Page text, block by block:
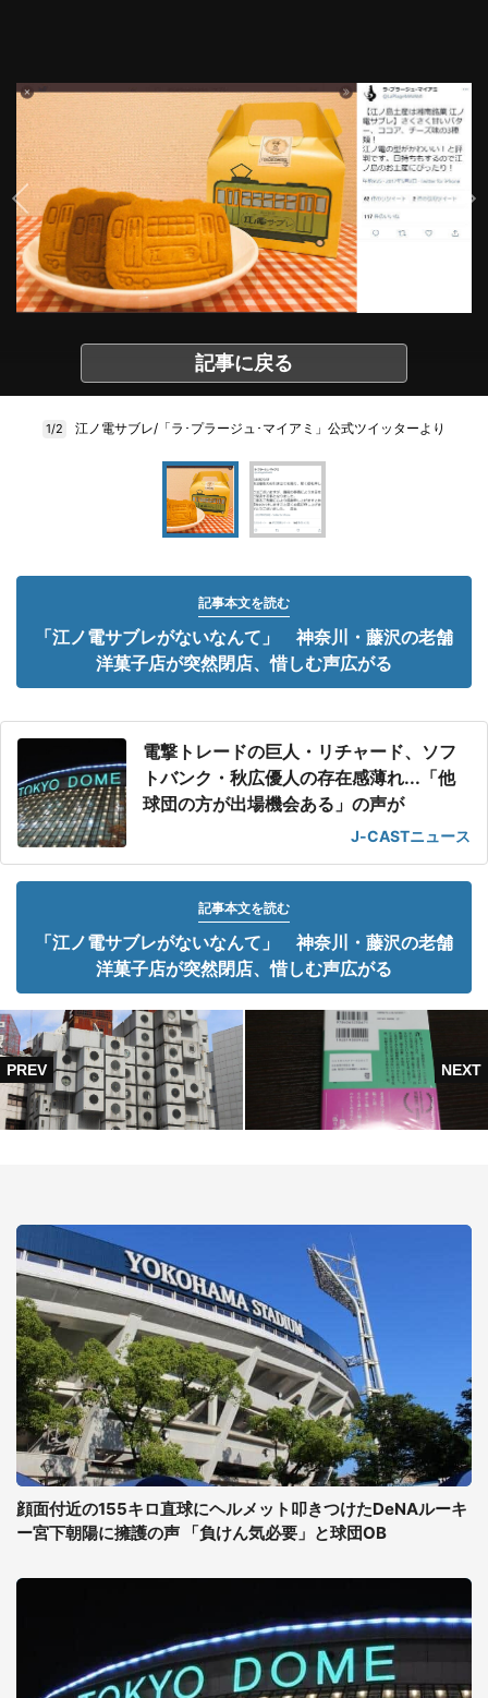
記事に戻る
1/2 江ノ電サブレ/「ラ･プラージュ･マイアミ」公式ツイッターより
記事本文を読む
「江ノ電サブレがないなんて」 神奈川・藤沢の老舗
洋菓子店が突然閉店、惜しむ声広がる
電撃トレードの巨人・リチャード、ソフ
トバンク・秋広優人の存在感薄れ...「他
球団の方が出場機会ある」の声が
J-CASTニュース
記事本文を読む
「江ノ電サブレがないなんて」 神奈川・藤沢の老舗
洋菓子店が突然閉店、惜しむ声広がる
顔面付近の155キロ直球にヘルメット叩きつけたDeNAルーキ
ー宮下朝陽に擁護の声 「負けん気必要」と球団OB